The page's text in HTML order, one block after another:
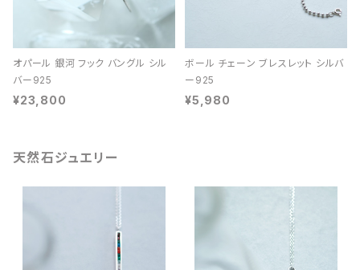
オパール 銀河 フック バングル シル
バー925
¥23,800
ボール チェーン ブレスレット シルバ
ー925
¥5,980
天然石ジュエリー